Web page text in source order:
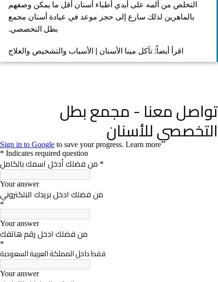
التخلص من ألمه على أيدي أطباء أسنان أقل ما يمكن وصفهم
بالماهرين لذلك سارع إلى حجز موعد في عيادة أسنان مجمع
بطل التخصصي.
اقرأ أيضاً: تآكل مينا الأسنان | الأسباب والتشخيص والعلاج